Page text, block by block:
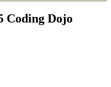
Coding Dojo